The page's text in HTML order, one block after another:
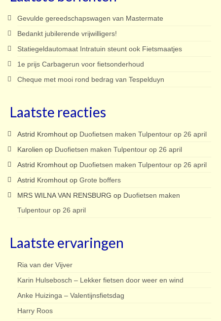
Gevulde gereedschapswagen van Mastermate
Bedankt jubilerende vrijwilligers!
Statiegeldautomaat Intratuin steunt ook Fietsmaatjes
1e prijs Carbagerun voor fietsonderhoud
Cheque met mooi rond bedrag van Tespelduyn
Laatste reacties
Astrid Kromhout op Duofietsen maken Tulpentour op 26 april
Karolien op Duofietsen maken Tulpentour op 26 april
Astrid Kromhout op Duofietsen maken Tulpentour op 26 april
Astrid Kromhout op Grote boffers
MRS WILNA VAN RENSBURG op Duofietsen maken
Tulpentour op 26 april
Laatste ervaringen
Ria van der Vijver
Karin Hulsebosch – Lekker fietsen door weer en wind
Anke Huizinga – Valentijnsfietsdag
Harry Roos